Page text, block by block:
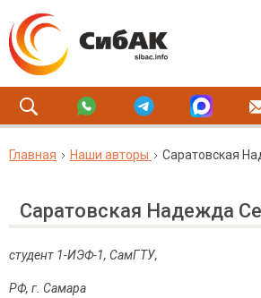
Главная Наши авторы Саратовская
Саратовская Надежда
студент 1-ИЭФ-1, СамГТУ,
РФ, г. Самара